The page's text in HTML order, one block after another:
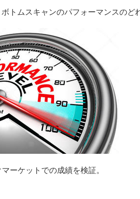
ボトムスキャンのパフォーマンスのど
ーケットでの成績を検証。